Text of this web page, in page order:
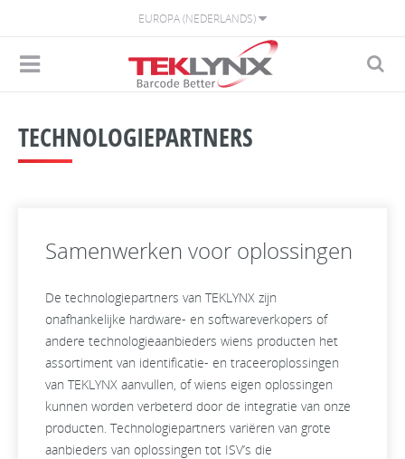
EUROPA (NEDERLANDS)
TECHNOLOGIEPARTNERS
Samenwerken voor oplossingen
De technologiepartners van TEKLYNX zijn
onafhankelijke hardware- en softwareverkopers of
andere technologieaanbieders wiens producten het
assortiment van identificatie- en traceeroplossingen
van TEKLYNX aanvullen, of wiens eigen oplossingen
kunnen worden verbeterd door de integratie van onze
producten. Technologiepartners variëren van grote
aanbieders van oplossingen tot ISV’s die